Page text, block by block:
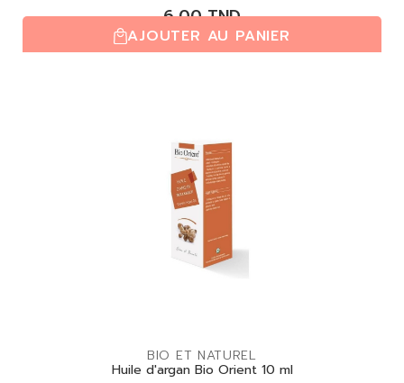
6,00TND
(0,0/5)| 0 avis
AJOUTER AU PANIER
BIO ET NATUREL
Huile d'argan Bio Orient 10 ml